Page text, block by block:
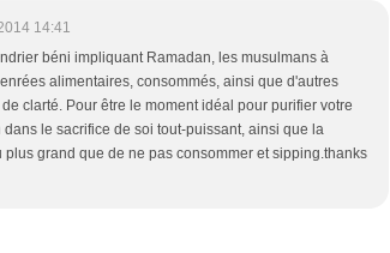
14:41
béni impliquant Ramadan, les musulmans à
alimentaires, consommés, ainsi que d'autres
clarté. Pour être le moment idéal pour purifier votre
le sacrifice de soi tout-puissant, ainsi que la
grand que de ne pas consommer et sipping.thanks